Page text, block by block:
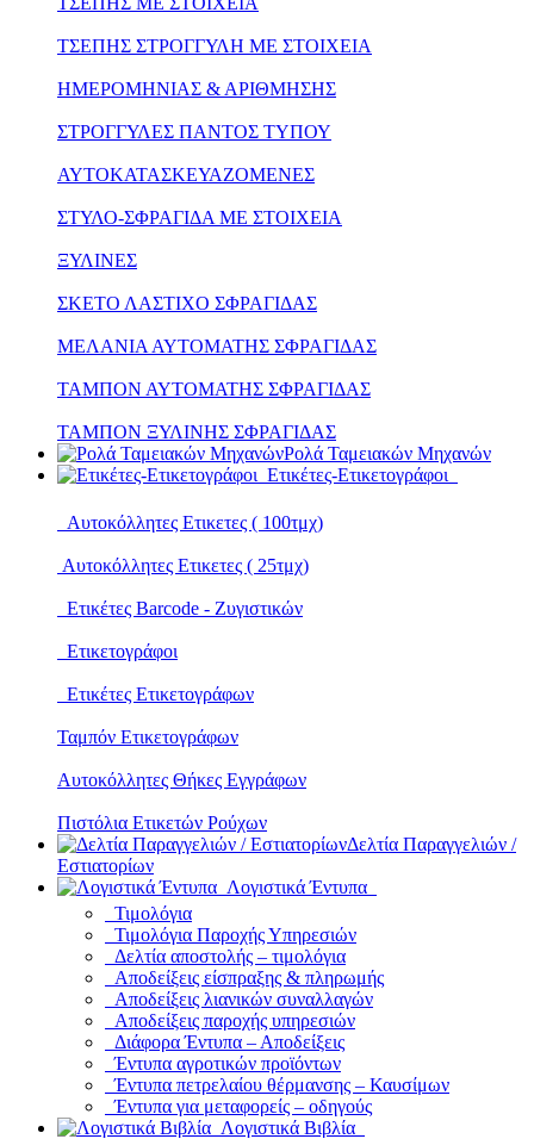
ΤΣΕΠΗΣ ΣΤΡΟΓΓΥΛΗ ΜΕ ΣΤΟΙΧΕΙΑ
ΗΜΕΡΟΜΗΝΙΑΣ & ΑΡΙΘΜΗΣΗΣ
ΣΤΡΟΓΓΥΛΕΣ ΠΑΝΤΟΣ ΤΥΠΟΥ
ΑΥΤΟΚΑΤΑΣΚΕΥΑΖΟΜΕΝΕΣ
ΣΤΥΛΟ-ΣΦΡΑΓΙΔΑ ΜΕ ΣΤΟΙΧΕΙΑ
ΞΥΛΙΝΕΣ
ΣΚΕΤΟ ΛΑΣΤΙΧΟ ΣΦΡΑΓΙΔΑΣ
ΜΕΛΑΝΙΑ ΑΥΤΟΜΑΤΗΣ ΣΦΡΑΓΙΔΑΣ
ΤΑΜΠΟΝ ΑΥΤΟΜΑΤΗΣ ΣΦΡΑΓΙΔΑΣ
ΤΑΜΠΟΝ ΞΥΛΙΝΗΣ ΣΦΡΑΓΙΔΑΣ
Ρολά Ταμειακών Μηχανών
Ετικέτες-Ετικετογράφοι
Αυτοκόλλητες Ετικετες ( 100τμχ)
Αυτοκόλλητες Ετικετες ( 25τμχ)
Ετικέτες Barcode - Ζυγιστικών
Ετικετογράφοι
Ετικέτες Ετικετογράφων
Ταμπόν Ετικετογράφων
Αυτοκόλλητες Θήκες Εγγράφων
Πιστόλια Ετικετών Ρούχων
Δελτία Παραγγελιών /
Εστιατορίων
Λογιστικά Έντυπα
Τιμολόγια
Τιμολόγια Παροχής Υπηρεσιών
Δελτία αποστολής – τιμολόγια
Αποδείξεις είσπραξης & πληρωμής
Αποδείξεις λιανικών συναλλαγών
Αποδείξεις παροχής υπηρεσιών
Διάφορα Έντυπα – Αποδείξεις
Έντυπα αγροτικών προϊόντων
Έντυπα πετρελαίου θέρμανσης – Καυσίμων
Έντυπα για μεταφορείς – οδηγούς
Λογιστικά Βιβλία